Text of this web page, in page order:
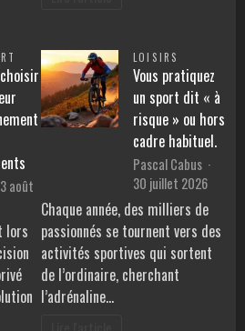
3 août
lors
LOISIRS
Vous pratiquez
un sport dit « à
risque » ou hors
cadre habituel.
Pascal Cabus
30 juillet 2026
Chaque année, des milliers de
passionnés se tournent vers des
activités sportives qui sortent
de l’ordinaire, cherchant
l’adrénaline…